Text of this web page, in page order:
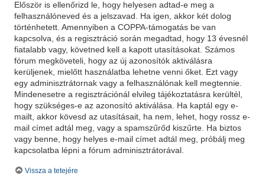
Először is ellenőrizd le, hogy helyesen adtad-e meg a
felhasználóneved és a jelszavad. Ha igen, akkor két dolog
történhetett. Amennyiben a COPPA-támogatás be van
kapcsolva, és a regisztráció során megadtad, hogy 13 évesnél
fiatalabb vagy, követned kell a kapott utasításokat. Számos
fórum megköveteli, hogy az új azonosítók aktiválásra
kerüljenek, mielőtt használatba lehetne venni őket. Ezt vagy
egy adminisztrátornak vagy a felhasználónak kell megtennie.
Mindenesetre a regisztrációnál elvileg tájékoztatásra kerültél,
hogy szükséges-e az azonosító aktiválása. Ha kaptál egy e-
mailt, akkor kövesd az utasításait, ha nem, lehet, hogy rossz e-
mail címet adtál meg, vagy a spamszűrőd kiszűrte. Ha biztos
vagy benne, hogy helyes e-mail címet adtál meg, próbálj meg
kapcsolatba lépni a fórum adminisztrátorával.
Vissza a tetejére